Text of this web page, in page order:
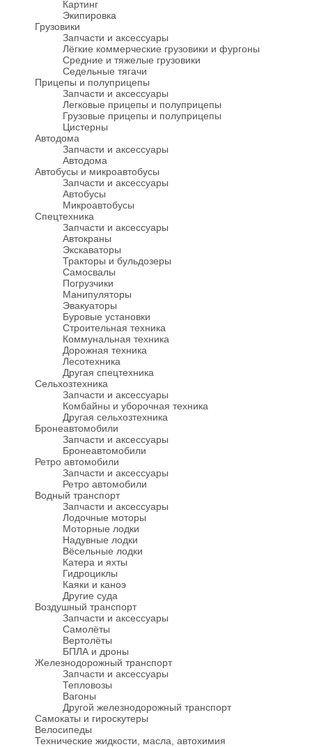
Картинг
Экипировка
Грузовики
Запчасти и аксессуары
Лёгкие коммерческие грузовики и фургоны
Средние и тяжелые грузовики
Седельные тягачи
Прицепы и полуприцепы
Запчасти и аксессуары
Легковые прицепы и полуприцепы
Грузовые прицепы и полуприцепы
Цистерны
Автодома
Запчасти и аксессуары
Автодома
Автобусы и микроавтобусы
Запчасти и аксессуары
Автобусы
Микроавтобусы
Спецтехника
Запчасти и аксессуары
Автокраны
Экскаваторы
Тракторы и бульдозеры
Самосвалы
Погрузчики
Манипуляторы
Эвакуаторы
Буровые установки
Строительная техника
Коммунальная техника
Дорожная техника
Лесотехника
Другая спецтехника
Сельхозтехника
Запчасти и аксессуары
Комбайны и уборочная техника
Другая сельхозтехника
Бронеавтомобили
Запчасти и аксессуары
Бронеавтомобили
Ретро автомобили
Запчасти и аксессуары
Ретро автомобили
Водный транспорт
Запчасти и аксессуары
Лодочные моторы
Моторные лодки
Надувные лодки
Вёсельные лодки
Катера и яхты
Гидроциклы
Каяки и каноэ
Другие суда
Воздушный транспорт
Запчасти и аксессуары
Самолёты
Вертолёты
БПЛА и дроны
Железнодорожный транспорт
Запчасти и аксессуары
Тепловозы
Вагоны
Другой железнодорожный транспорт
Самокаты и гироскутеры
Велосипеды
Технические жидкости, масла, автохимия